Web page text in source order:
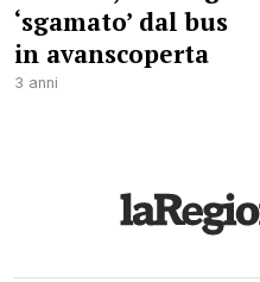
‘sgamato’ dal bus
in avanscoperta
3 anni